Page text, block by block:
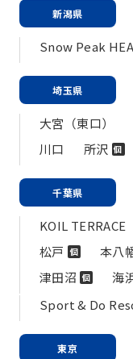
新潟県
Snow Peak
埼玉県
大宮（東口）
川口 所沢 個
千葉県
KOIL TERRACE
松戸 個 本八
津田沼 個
海
Sport & Do
東京